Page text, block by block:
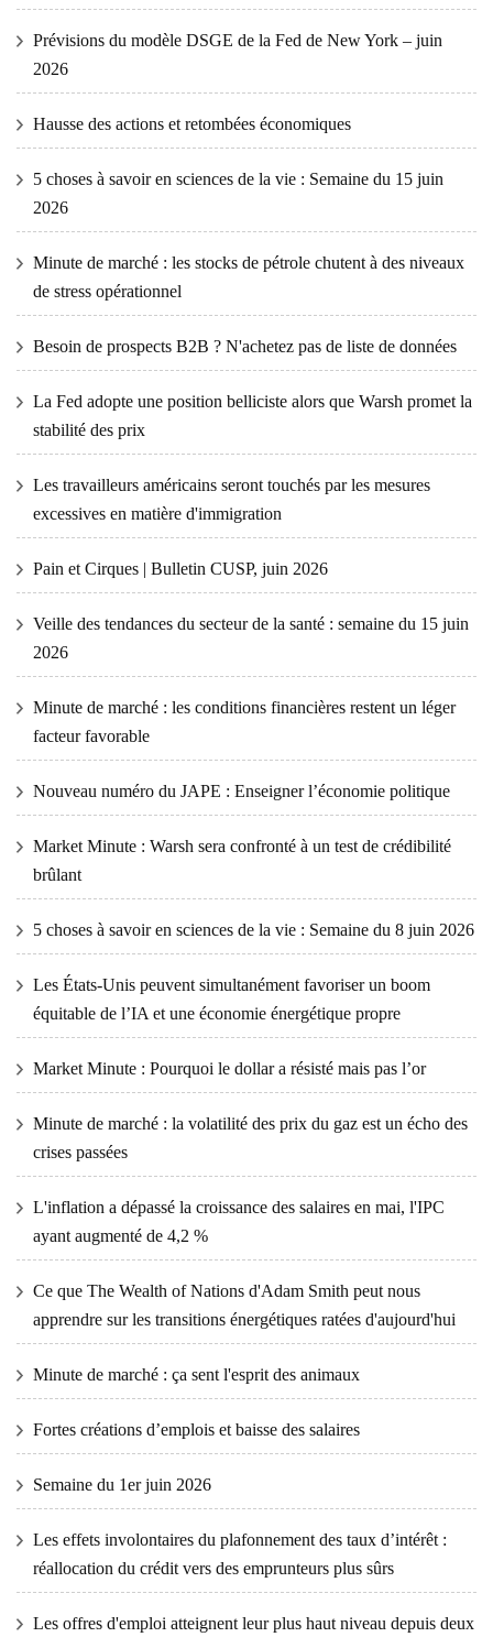
Prévisions du modèle DSGE de la Fed de New York – juin
2026
Hausse des actions et retombées économiques
5 choses à savoir en sciences de la vie : Semaine du 15 juin
2026
Minute de marché : les stocks de pétrole chutent à des niveaux
de stress opérationnel
Besoin de prospects B2B ? N'achetez pas de liste de données
La Fed adopte une position belliciste alors que Warsh promet la
stabilité des prix
Les travailleurs américains seront touchés par les mesures
excessives en matière d'immigration
Pain et Cirques | Bulletin CUSP, juin 2026
Veille des tendances du secteur de la santé : semaine du 15 juin
2026
Minute de marché : les conditions financières restent un léger
facteur favorable
Nouveau numéro du JAPE : Enseigner l’économie politique
Market Minute : Warsh sera confronté à un test de crédibilité
brûlant
5 choses à savoir en sciences de la vie : Semaine du 8 juin 2026
Les États-Unis peuvent simultanément favoriser un boom
équitable de l’IA et une économie énergétique propre
Market Minute : Pourquoi le dollar a résisté mais pas l’or
Minute de marché : la volatilité des prix du gaz est un écho des
crises passées
L'inflation a dépassé la croissance des salaires en mai, l'IPC
ayant augmenté de 4,2 %
Ce que The Wealth of Nations d'Adam Smith peut nous
apprendre sur les transitions énergétiques ratées d'aujourd'hui
Minute de marché : ça sent l'esprit des animaux
Fortes créations d’emplois et baisse des salaires
Semaine du 1er juin 2026
Les effets involontaires du plafonnement des taux d’intérêt :
réallocation du crédit vers des emprunteurs plus sûrs
Les offres d'emploi atteignent leur plus haut niveau depuis deux